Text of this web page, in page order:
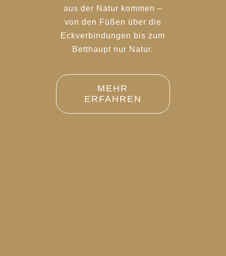
aus der Natur kommen –
von den Füßen über die
Eckverbindungen bis zum
Betthaupt nur Natur.
MEHR
ERFAHREN